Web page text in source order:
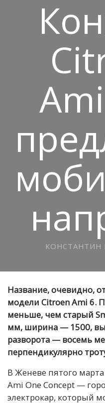
КОНСТАНТИН
Название, очевидно,
модели Citroen Ami 6.
меньше, чем старый
мм, ширина — 1500,
разворота — восемь
перпендикулярно
В Женеве пятого
Ami One Concept —
электрокар, который